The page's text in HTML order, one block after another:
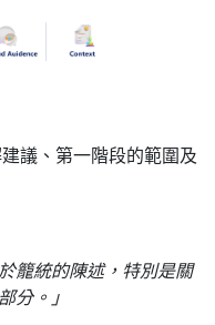
議、第一階段的範圍及
籠統的陳述，特別是關
分。」